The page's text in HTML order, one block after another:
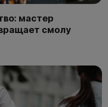
мастер
смолу